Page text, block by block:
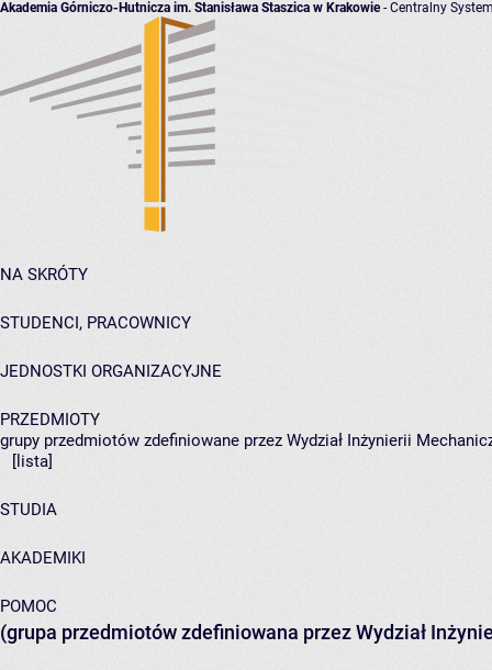
Akademia Górniczo-Hutnicza im. Stanisława Staszica w Krakowie- Centralny
NA SKRÓTY
STUDENCI, PRACOWNICY
JEDNOSTKI ORGANIZACYJNE
PRZEDMIOTY
grupy przedmiotów zdefiniowane przez Wydział Inżynierii
[lista]
STUDIA
AKADEMIKI
POMOC
(grupa przedmiotów zdefiniowana przez Wydział